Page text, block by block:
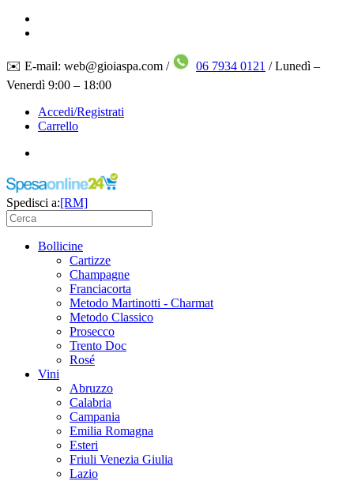
✉️ E-mail: web@gioiaspa.com / 06 7934 0121 / Lunedì –
Venerdì 9:00 – 18:00
Accedi/Registrati
Carrello
Spedisci a:[RM]
Bollicine
Cartizze
Champagne
Franciacorta
Metodo Martinotti - Charmat
Metodo Classico
Prosecco
Trento Doc
Rosé
Vini
Abruzzo
Calabria
Campania
Emilia Romagna
Esteri
Friuli Venezia Giulia
Lazio